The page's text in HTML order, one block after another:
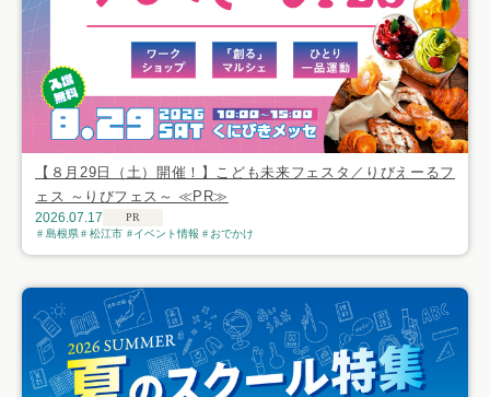
【８月29日（土）開催！】こども未来フェスタ／りびえーるフ
ェス ～りびフェス～ ≪PR≫
2026.07.17
PR
島根県
松江市 イベント情報 おでかけ